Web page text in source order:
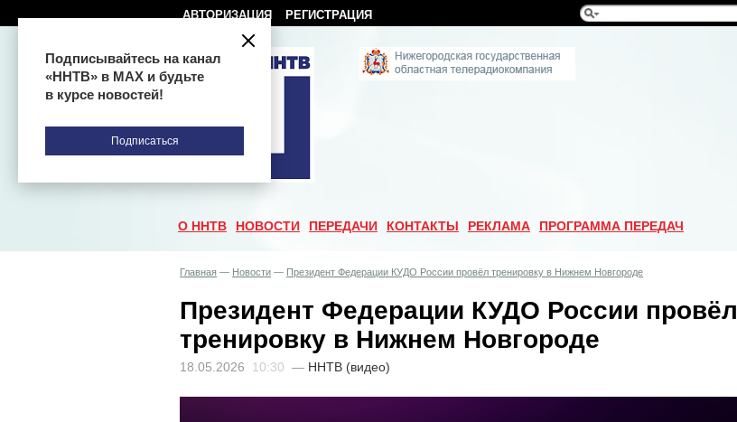
АВТОРИЗАЦИЯ РЕГИСТРАЦИЯ
О ННТВ НОВОСТИ ПЕРЕДАЧИ КОНТАКТЫ РЕКЛАМА ПРОГРАММА ПЕРЕДАЧ
Главная — Новости — Президент Федерации КУДО России провёл тренировку в Нижнем Новгороде
Президент Федерации КУДО России провёл
тренировку в Нижнем Новгороде
18.05.2026 10:30 — ННТВ (видео)
Подписывайтесь на канал
«ННТВ» в МАХ и будьте
в курсе новостей!
Подписаться